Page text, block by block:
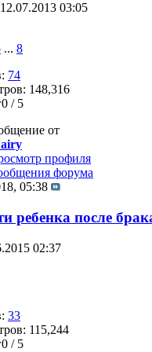
03:05
... 8
74
148,316
/ 5
от
профиля
форума
05:38
ребенка после
02:37
33
115,244
/ 5